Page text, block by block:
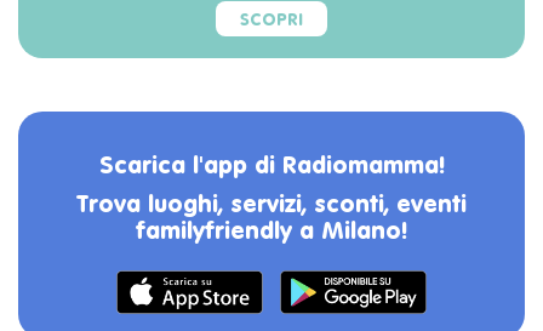
SCOPRI
Scarica l'app di Radiomamma!
Trova luoghi, servizi, sconti, eventi
familyfriendly a Milano!